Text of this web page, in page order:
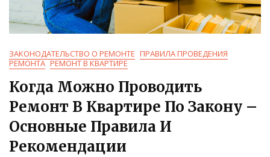
ЗАКОНОДАТЕЛЬСТВО О РЕМОНТЕ ПРАВИЛА ПРОВЕДЕНИЯ
РЕМОНТА РЕМОНТ В КВАРТИРЕ
Когда Можно Проводить
Ремонт В Квартире По Закону –
Основные Правила И
Рекомендации